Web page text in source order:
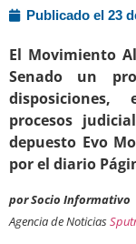
Publicado el 23
El Movimiento
Senado un
procesos
depuesto Evo
por el diario
por Socio Informativo
Agencia de Noticias